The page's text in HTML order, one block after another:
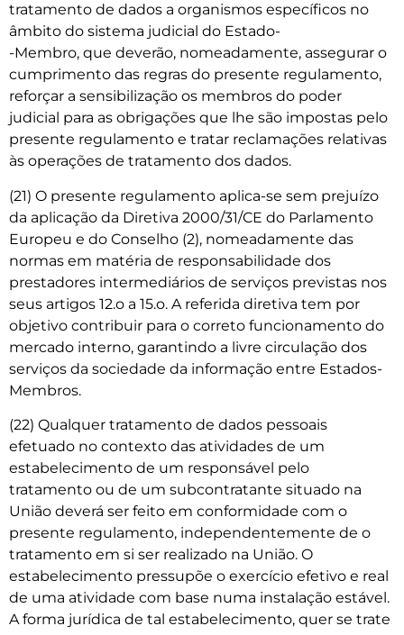
tratamento de dados a organismos específicos no
âmbito do sistema judicial do Estado-
-Membro, que deverão, nomeadamente, assegurar o
cumprimento das regras do presente regulamento,
reforçar a sensibilização os membros do poder
judicial para as obrigações que lhe são impostas pelo
presente regulamento e tratar reclamações relativas
às operações de tratamento dos dados.
(21) O presente regulamento aplica-se sem prejuízo
da aplicação da Diretiva 2000/31/CE do Parlamento
Europeu e do Conselho (2), nomeadamente das
normas em matéria de responsabilidade dos
prestadores intermediários de serviços previstas nos
seus artigos 12.o a 15.o. A referida diretiva tem por
objetivo contribuir para o correto funcionamento do
mercado interno, garantindo a livre circulação dos
serviços da sociedade da informação entre Estados-
Membros.
(22) Qualquer tratamento de dados pessoais
efetuado no contexto das atividades de um
estabelecimento de um responsável pelo
tratamento ou de um subcontratante situado na
União deverá ser feito em conformidade com o
presente regulamento, independentemente de o
tratamento em si ser realizado na União. O
estabelecimento pressupõe o exercício efetivo e real
de uma atividade com base numa instalação estável.
A forma jurídica de tal estabelecimento, quer se trate